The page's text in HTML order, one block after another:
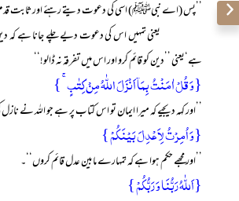
’’پس (اے نبیﷺ) اسی کی دعوت دیتے رہئے اور ثابت قدم
یعنی تمہیں اس کی دعوت دیے چلے جانا ہے کہ دین
ہے‘یعنی ’’دین کو قائم کرو اور اس میں تفرقہ نہ ڈالو!‘‘
{وَ قُلۡ اٰمَنۡتُ بِمَاۤ اَنۡزَلَ اللّٰہُ مِنۡ کِتٰبٍ ۚ }
’’اور کہہ دیجیے کہ میرا ایمان تو اس کتاب پر ہے جو اللہ نے
{وَ اُمِرۡتُ لِاَعۡدِلَ بَیۡنَکُمۡ }
’’اور مجھے حکم ہوا ہے کہ تمہارے مابین عدل قائم کروں‘‘۔
{اَللّٰہُ رَبُّنَا وَ رَبُّکُمۡ }